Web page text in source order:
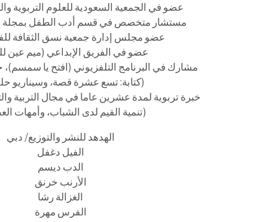
عضو في الجمعية السعودية للعلوم التربوية
مستشار متخصص في قسم أدب الطفل بمجلة
عضو مجلس إدارة جمعية نسق الثقافة
عضو في الفريق الإبداعي (ميم عين
مشارك في البرنامج التلفزيوني (افتح يا سمسم)،
(كتابة: تسع عشرة قصة، وسيناريو
خبرة تربوية لمدة عشرين عاما في مجال التربية
(تنمية القيم لدى الشباب، وأمهات
الهدهد للنشر والتوزيع/ دبي
الفيل دغفل
الدب ديسم
الأرنب خرنق
الغزالة رشا
الفرس مهرة